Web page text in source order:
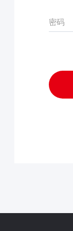
密码